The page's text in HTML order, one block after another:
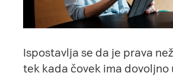
Ispostavlja se da je prava
tek kada čovek ima dovoljno